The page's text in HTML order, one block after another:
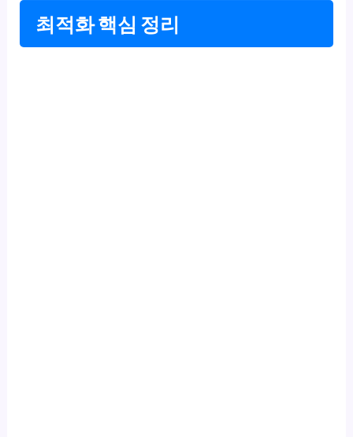
최적화 핵심 정리